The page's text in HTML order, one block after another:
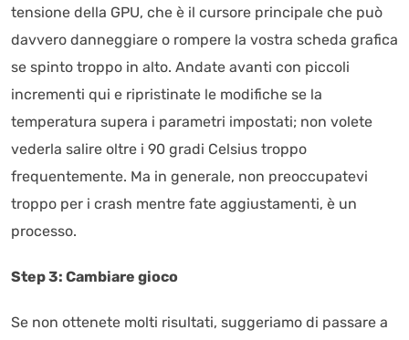
tensione della GPU, che è il cursore principale che può
davvero danneggiare o rompere la vostra scheda grafica
se spinto troppo in alto. Andate avanti con piccoli
incrementi qui e ripristinate le modifiche se la
temperatura supera i parametri impostati; non volete
vederla salire oltre i 90 gradi Celsius troppo
frequentemente. Ma in generale, non preoccupatevi
troppo per i crash mentre fate aggiustamenti, è un
processo.
Step 3: Cambiare gioco
Se non ottenete molti risultati, suggeriamo di passare a